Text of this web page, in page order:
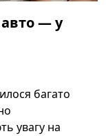
авто — у
багато
увагу на